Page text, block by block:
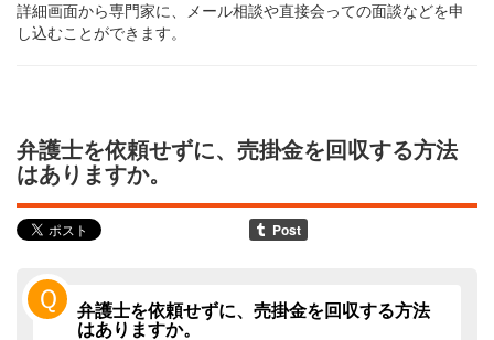
詳細画面から専門家に、メール相談や直接会っての面談などを申
し込むことができます。
弁護士を依頼せずに、売掛金を回収する方法
はありますか。
Ｑ
弁護士を依頼せずに、売掛金を回収する方法
はありますか。